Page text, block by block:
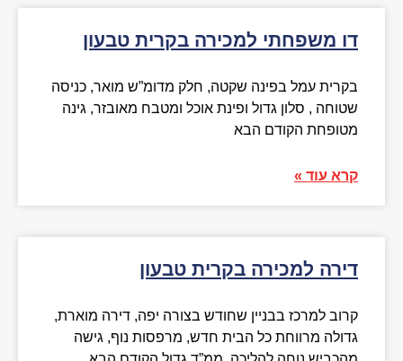
דו משפחתי למכירה בקרית טבעון
בקרית עמל בפינה שקטה, חלק מדומ”ש מואר, כניסה
שטוחה , סלון גדול ופינת אוכל ומטבח מאובזר, גינה
מטופחת הקודם הבא
קרא עוד »
דירה למכירה בקרית טבעון
קרוב למרכז בבניין שחודש בצורה יפה, דירה מוארת,
גדולה מרווחת כל הבית חדש, מרפסות נוף, גישה